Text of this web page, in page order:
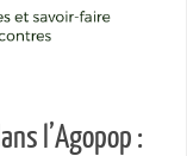
l’Agopop :